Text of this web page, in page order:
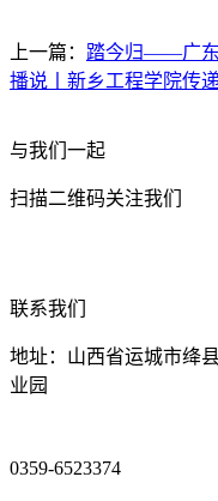
上一篇： 踏今归——广东
播说丨新乡工程学院传
与我们一起
扫描二维码关注我们
联系我们
地址：山西省运城市绛
业园
0359-6523374